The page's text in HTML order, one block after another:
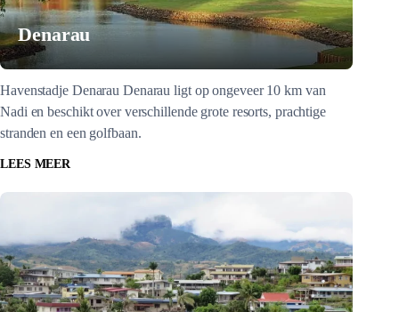
Denarau
Havenstadje Denarau Denarau ligt op ongeveer 10 km van
Nadi en beschikt over verschillende grote resorts, prachtige
stranden en een golfbaan.
LEES MEER